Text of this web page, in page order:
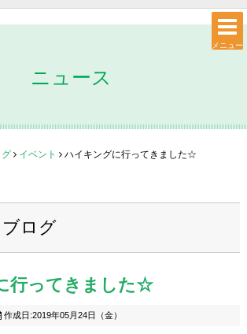
メニュー
ニュース
イベント ハイキングに行ってきました☆
ログ
行ってきました☆
作成日:2019年05月24日（金）